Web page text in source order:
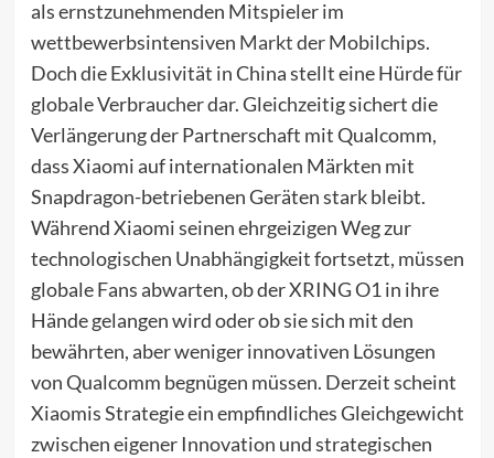
als ernstzunehmenden Mitspieler im
wettbewerbsintensiven Marktder Mobilchips.
Doch die Exklusivität in China stellt eine Hürde für
globale Verbraucher dar. Gleichzeitig sichert die
Verlängerung der Partnerschaft mit Qualcomm,
dass Xiaomi auf internationalen Märkten mit
Snapdragon-betriebenen Geräten stark bleibt.
Während Xiaomi seinen ehrgeizigen Weg zur
technologischen Unabhängigkeit fortsetzt, müssen
globale Fans abwarten, ob der XRING O1 in ihre
Hände gelangen wird oder ob sie sich mit den
bewährten, aber weniger innovativen Lösungen
von Qualcomm begnügen müssen. Derzeit scheint
Xiaomis Strategie ein empfindliches Gleichgewicht
zwischen eigener Innovation und strategischen